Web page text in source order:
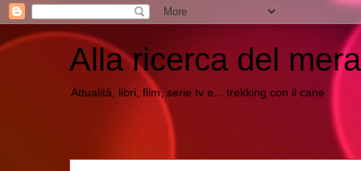
Alla ricerca del
Attualità, libri, film, serie tv e... trekking con il cane